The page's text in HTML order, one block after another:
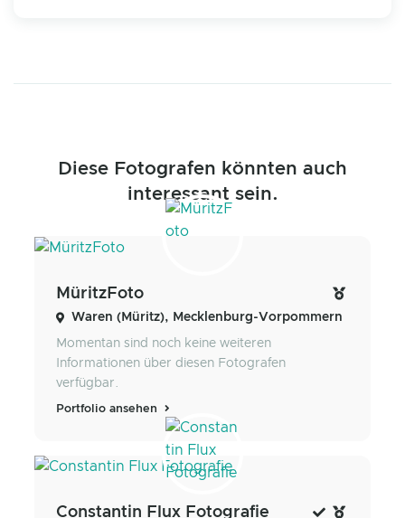
Diese Fotografen könnten auch
interessant sein.
MüritzFoto
Waren (Müritz), Mecklenburg-Vorpommern
Momentan sind noch keine weiteren
Informationen über diesen Fotografen
verfügbar.
Portfolio ansehen
Constantin Flux Fotografie